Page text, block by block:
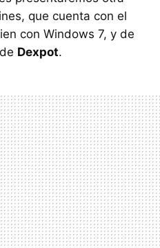
que cuenta con el
con Windows 7, y de
Dexpot.